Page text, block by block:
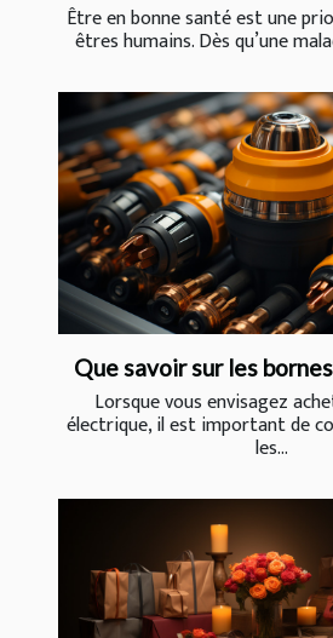
Être en bonne santé est une
êtres humains. Dès qu’une
Que savoir sur les
Lorsque vous envisagez
électrique, il est important de
les...